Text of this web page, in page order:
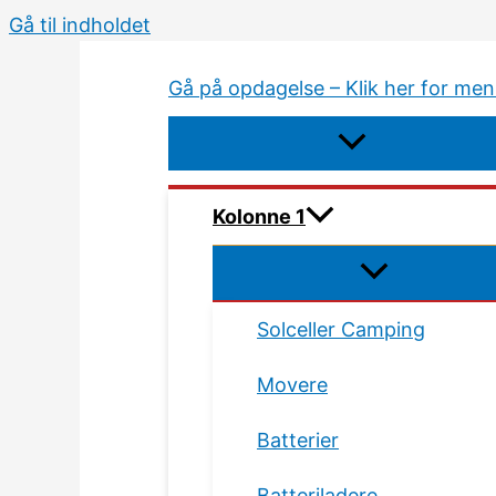
Gå til indholdet
Gå på opdagelse – Klik her for
Kolonne 1
Solceller Camping
Movere
Batterier